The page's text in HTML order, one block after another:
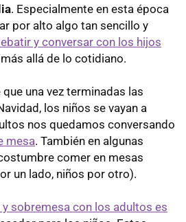
. Especialmente en esta época
por alto algo tan sencillo y
y conversar con los hijos
allá de lo cotidiano.
una vez terminadas las
los niños se vayan a
nos quedamos conversando
mesa. También en algunas
comer en mesas
un lado, niños por otro).
sobremesa con los adultos es